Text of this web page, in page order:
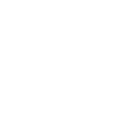
的支付方式。 讓您購物簡單
值。